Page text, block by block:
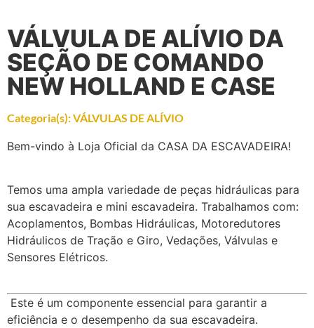
VÁLVULA DE ALÍVIO DA
SEÇÃO DE COMANDO
NEW HOLLAND E CASE
Categoria(s):VÁLVULAS DE ALÍVIO
Bem-vindo à Loja Oficial da CASA DA ESCAVADEIRA!
Temos uma ampla variedade de peças hidráulicas para
sua escavadeira e mini escavadeira. Trabalhamos com:
Acoplamentos, Bombas Hidráulicas, Motoredutores
Hidráulicos de Tração e Giro, Vedações, Válvulas e
Sensores Elétricos.
Este é um componente essencial para garantir a
eficiência e o desempenho da sua escavadeira.